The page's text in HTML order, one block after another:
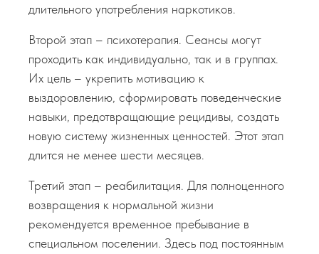
длительного употребления наркотиков.
Второй этап – психотерапия. Сеансы могут
проходить как индивидуально, так и в группах.
Их цель – укрепить мотивацию к
выздоровлению, сформировать поведенческие
навыки, предотвращающие рецидивы, создать
новую систему жизненных ценностей. Этот этап
длится не менее шести месяцев.
Третий этап – реабилитация. Для полноценного
возвращения к нормальной жизни
рекомендуется временное пребывание в
специальном поселении. Здесь под постоянным